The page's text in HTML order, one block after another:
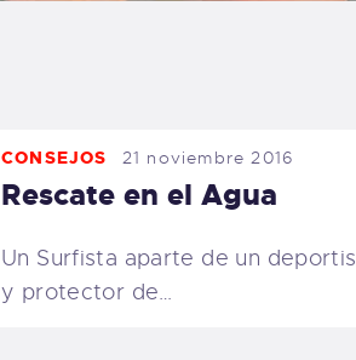
CONTACTO
CARRITO
TIENDA FAMILY
CONSEJOS 21 noviembre 2016
Rescate en el Agua
Un Surfista aparte de un
y protector de…